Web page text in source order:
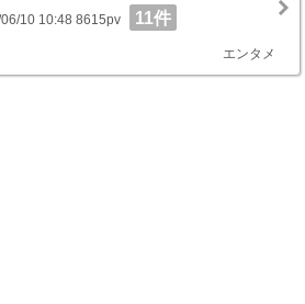
10 10:48 8615pv 11件
エンタメ